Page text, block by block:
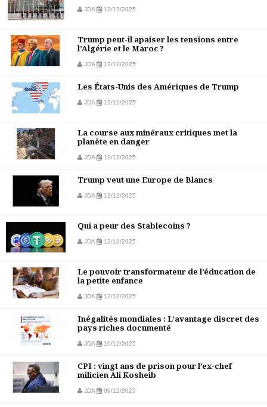
JDA 12/12/2025
Trump peut-il apaiser les tensions entre
l’Algérie et le Maroc ?
JDA 12/12/2025
Les États-Unis des Amériques de Trump
JDA 12/12/2025
La course aux minéraux critiques met la
planète en danger
JDA 12/12/2025
Trump veut une Europe de Blancs
JDA 12/12/2025
Qui a peur des Stablecoins ?
JDA 12/12/2025
Le pouvoir transformateur de l’éducation de
la petite enfance
JDA 12/12/2025
Inégalités mondiales : L’avantage discret des
pays riches documenté
JDA 10/12/2025
CPI : vingt ans de prison pour l’ex-chef
milicien Ali Kosheib
JDA 09/12/2025